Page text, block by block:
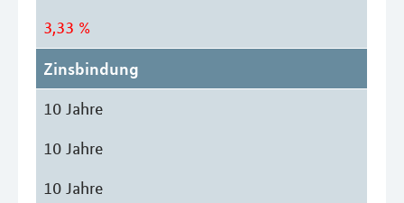
3,33 %
Zinsbindung
10 Jahre
10 Jahre
10 Jahre